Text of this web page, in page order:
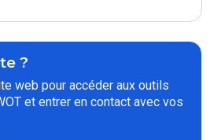
?
web pour accéder aux outils
et entrer en contact avec vos